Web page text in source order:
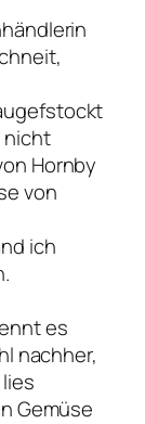
nicht
Hornby
von
ich
es
nachher,
Gemüse